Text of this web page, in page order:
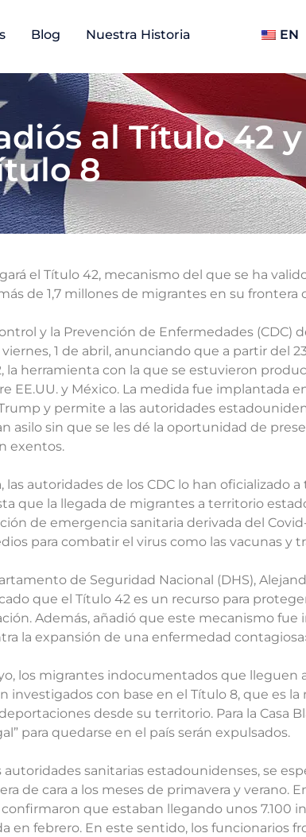
Blog Nuestra Historia EN
al Título 42
8
el Título 42, mecanismo del que se ha
de 1,7 millones de migrantes en su frontera
y la Prevención de Enfermedades (CDC)
1 de abril, anunciando que a partir del
la herramienta con la que se estuvieron
EE.UU. y México. La medida fue implantada
y permite a las autoridades
asilo sin que se les dé la oportunidad de
exentos.
las autoridades de los CDC lo han oficializado
que la llegada de migrantes a territorio
de emergencia sanitaria derivada del
para combatir el virus como las vacunas y
de Seguridad Nacional (DHS),
que el Título 42 es un recurso para
Además, añadió que este mecanismo fue
la expansión de una enfermedad
los migrantes indocumentados que lleguen
investigados con base en el Título 8, que es
deportaciones desde su territorio. Para la Casa
para quedarse en el país serán expulsados.
autoridades sanitarias estadounidenses, se
de cara a los meses de primavera y verano.
que estaban llegando unos 7.100
en febrero. En este sentido, los funcionarios